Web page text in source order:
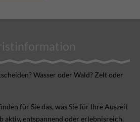
Wasser oder Wald? Zelt oder
für Sie das, was Sie für Ihre Aus­zeit
aktiv, ent­spannend oder erlebnis­reich.